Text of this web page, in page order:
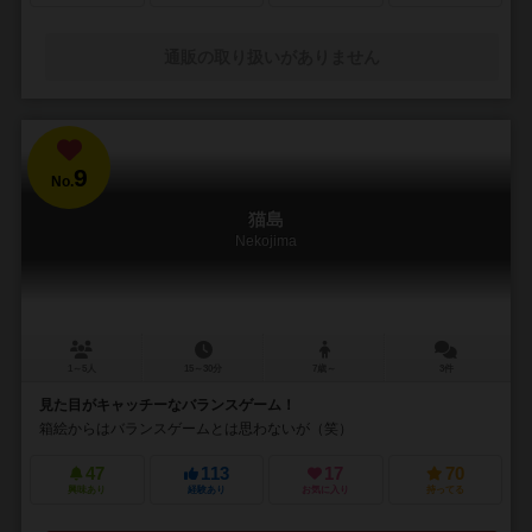
No.9
猫島
Nekojima
見た目がキャッチーなバランスゲーム！
箱絵からはバランスゲームとは思わないが（笑）
47
興味あり
113
経験あり
17
お気に入り
70
持ってる